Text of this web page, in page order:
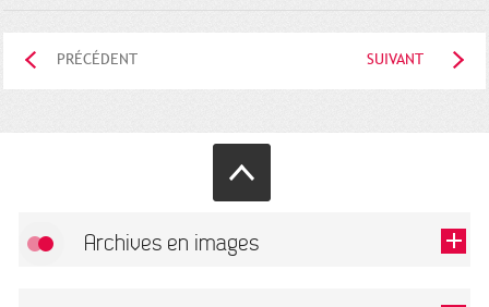
PRÉCÉDENT SUIVANT
Archives en images